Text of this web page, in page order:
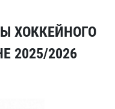
ХОККЕЙНОГО
2025/2026